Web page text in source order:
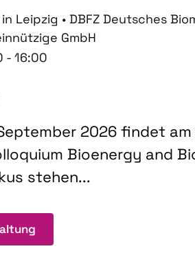
in Leipzig • DBFZ Deutsches
GmbH
- 16:00
2026 findet
Bioenergy and
stehen...
: 9th Doctoral Colloquium